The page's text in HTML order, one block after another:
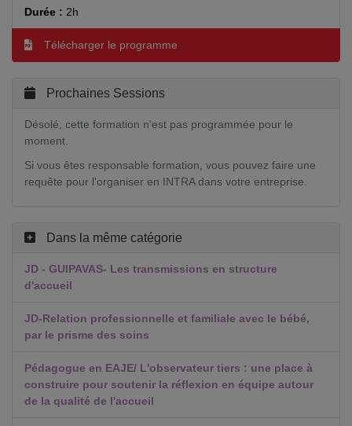
Durée : 2h
Télécharger le programme
Prochaines Sessions
Désolé, cette formation n'est pas programmée pour le
moment.
Si vous êtes responsable formation, vous pouvez faire une
requête pour l'organiser en INTRA dans votre entreprise.
Dans la même catégorie
JD - GUIPAVAS- Les transmissions en structure
d'accueil
JD-Relation professionnelle et familiale avec le bébé,
par le prisme des soins
Pédagogue en EAJE/ L'observateur tiers : une place à
construire pour soutenir la réflexion en équipe autour
de la qualité de l'accueil